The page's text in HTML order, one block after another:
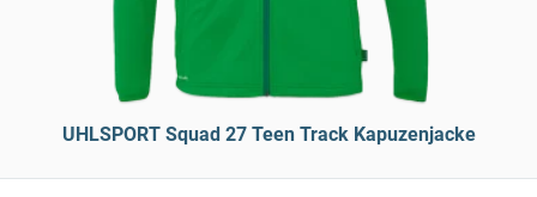
UHLSPORT Squad 27 Teen Track Kapuzenjacke